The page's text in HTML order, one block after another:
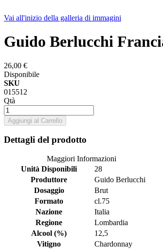
Vai all'inizio della galleria di immagini
Guido Berlucchi
26,00 €
Disponibile
SKU
015512
Qtà
Aggiungi al Carrello
Dettagli del prodotto
Maggiori Informazioni
Unità Disponibili
28
Produttore
Guido Berlucchi
Dosaggio
Brut
Formato
cl.75
Nazione
Italia
Regione
Lombardia
Alcool (%)
12,5
Vitigno
Chardonnay